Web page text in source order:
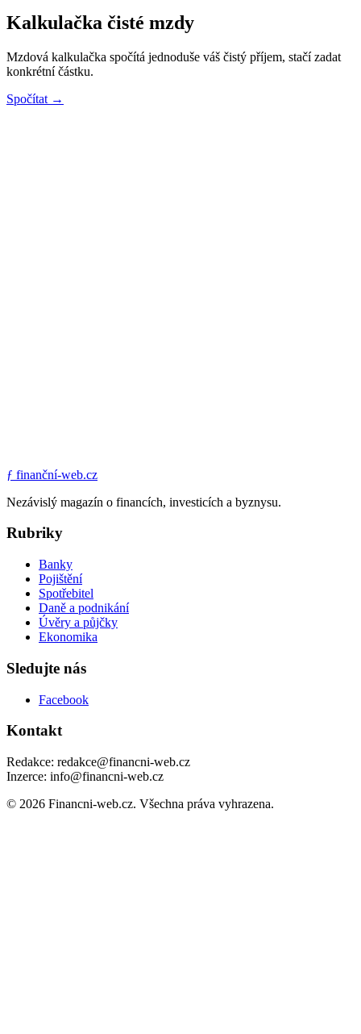
Kalkulačka čisté mzdy
Mzdová kalkulačka spočítá jednoduše váš čistý příjem, stačí zadat
konkrétní částku.
Spočítat →
ƒ finanční-web.cz
Nezávislý magazín o financích, investicích a byznysu.
Rubriky
Banky
Pojištění
Spotřebitel
Daně a podnikání
Úvěry a půjčky
Ekonomika
Sledujte nás
Facebook
Kontakt
Redakce: redakce@financni-web.cz
Inzerce: info@financni-web.cz
© 2026 Financni-web.cz. Všechna práva vyhrazena.